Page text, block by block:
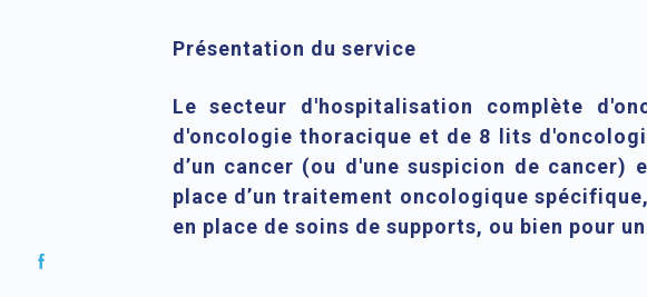
Présentation du service
Le secteur d'hospitalisation complète
d'oncologie thoracique et de 8 lits
d’un cancer (ou d'une suspicion de
place d’un traitement oncologique
en place de soins de supports, ou bien pour